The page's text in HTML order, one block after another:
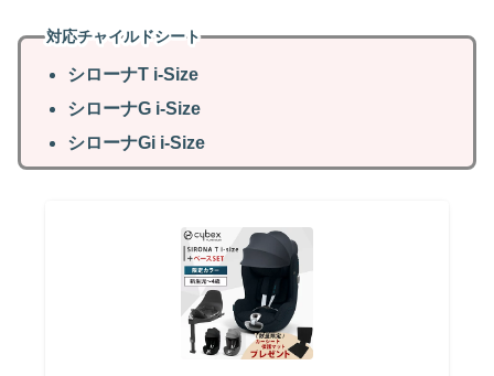
対応チャイルドシート
シローナT i-Size
シローナG i-Size
シローナGi i-Size